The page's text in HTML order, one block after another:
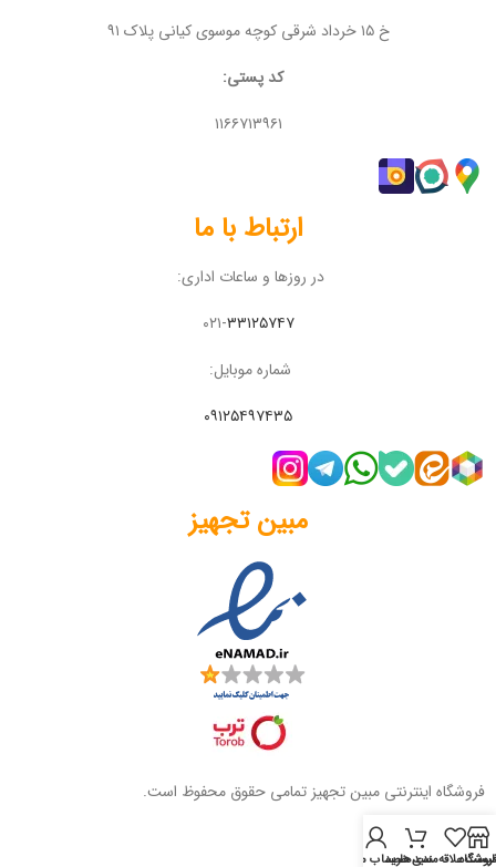
خ ۱۵ خرداد شرقی کوچه موسوی کیانی پلاک ۹۱
کد پستی:
۱۱۶۶۷۱۳۹۶۱
ارتباط با ما
در روزها و ساعات اداری:
۰۲۱-۳۳۱۲۵۷۴۷
شماره موبایل:
۰۹۱۲۵۴۹۷۴۳۵
مبین تجهیز
فروشگاه اینترنتی مبین تجهیز تمامی حقوق محفوظ است.
فروشگاه
لیست علاقه‌مندی‌ها
سبد خریدحساب من